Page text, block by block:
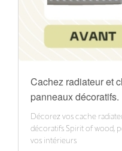
Cachez radiateur et
panneaux décoratifs.
Décorez vos cache
décoratifs Spirit of wood,
vos intérieurs